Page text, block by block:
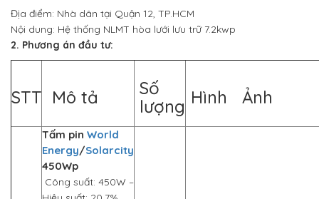
Địa điểm: Nhà dân tại Quận 12, TP.HCM
Nội dung: Hệ thống NLMT hòa lưới lưu trữ 7.2kwp
2. Phương án đầu tư:
STT Mô tả
Số
lượng Hình Ảnh
Tấm pin World
Energy/Solarcity
450Wp
Công suất: 450W –